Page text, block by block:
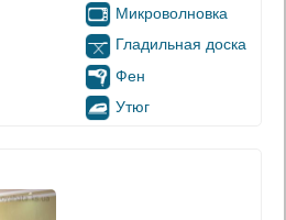
Микроволновка
Гладильная доска
Фен
Утюг